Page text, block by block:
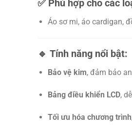
✅ Phù hợp cho các
Áo sơ mi, áo cardigan,
🔹 Tính năng nổi bật:
Bảo vệ kim, đảm bảo
Bảng điều khiển LCD,
Tối ưu hóa chương trình